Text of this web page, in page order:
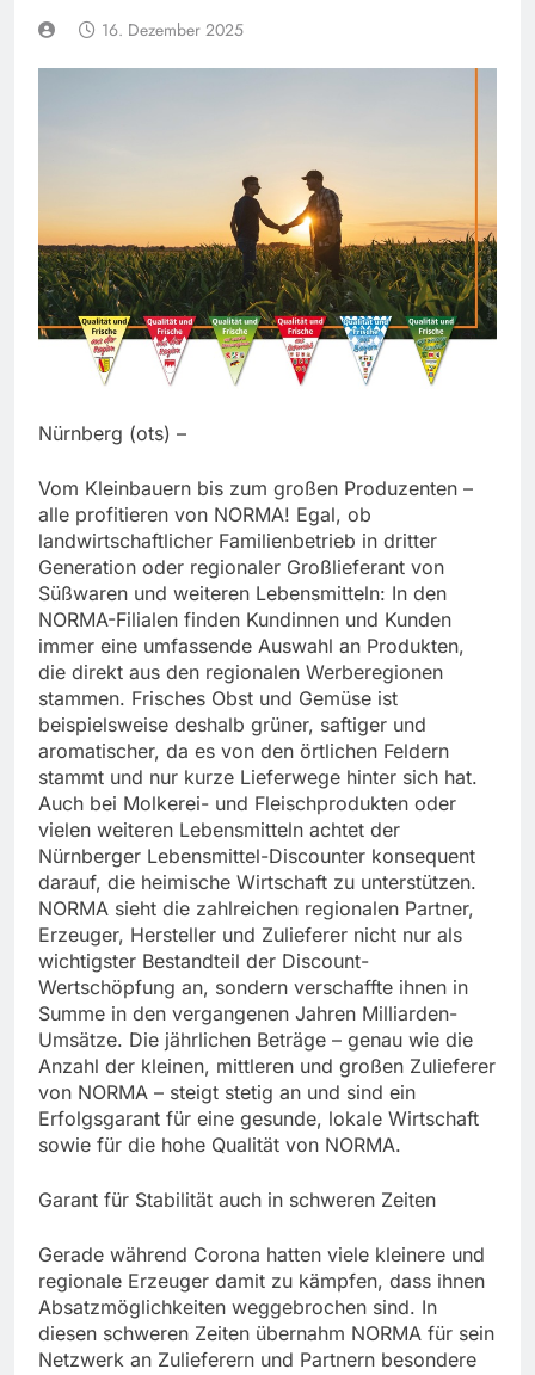
16. Dezember 2025
Nürnberg (ots) –
Vom Kleinbauern bis zum großen Produzenten –
alle profitieren von NORMA! Egal, ob
landwirtschaftlicher Familienbetrieb in dritter
Generation oder regionaler Großlieferant von
Süßwaren und weiteren Lebensmitteln: In den
NORMA-Filialen finden Kundinnen und Kunden
immer eine umfassende Auswahl an Produkten,
die direkt aus den regionalen Werberegionen
stammen. Frisches Obst und Gemüse ist
beispielsweise deshalb grüner, saftiger und
aromatischer, da es von den örtlichen Feldern
stammt und nur kurze Lieferwege hinter sich hat.
Auch bei Molkerei- und Fleischprodukten oder
vielen weiteren Lebensmitteln achtet der
Nürnberger Lebensmittel-Discounter konsequent
darauf, die heimische Wirtschaft zu unterstützen.
NORMA sieht die zahlreichen regionalen Partner,
Erzeuger, Hersteller und Zulieferer nicht nur als
wichtigster Bestandteil der Discount-
Wertschöpfung an, sondern verschaffte ihnen in
Summe in den vergangenen Jahren Milliarden-
Umsätze. Die jährlichen Beträge – genau wie die
Anzahl der kleinen, mittleren und großen Zulieferer
von NORMA – steigt stetig an und sind ein
Erfolgsgarant für eine gesunde, lokale Wirtschaft
sowie für die hohe Qualität von NORMA.
Garant für Stabilität auch in schweren Zeiten
Gerade während Corona hatten viele kleinere und
regionale Erzeuger damit zu kämpfen, dass ihnen
Absatzmöglichkeiten weggebrochen sind. In
diesen schweren Zeiten übernahm NORMA für sein
Netzwerk an Zulieferern und Partnern besondere